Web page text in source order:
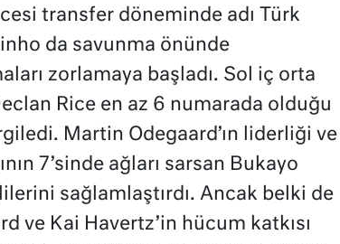
transfer döneminde adı Türk
da savunma önünde
zorlamaya başladı. Sol iç orta
Rice en az 6 numarada olduğu
Martin Odegaard’ın liderliği ve
7’sinde ağları sarsan Bukayo
sağlamlaştırdı. Ancak belki de
ve Kai Havertz’in hücum katkısı